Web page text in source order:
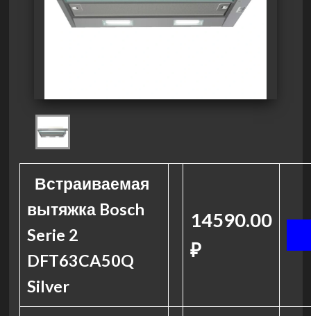
Встраиваемая
вытяжка Bosch
Serie 2
DFT63CA50Q
Silver
14590.00
₽